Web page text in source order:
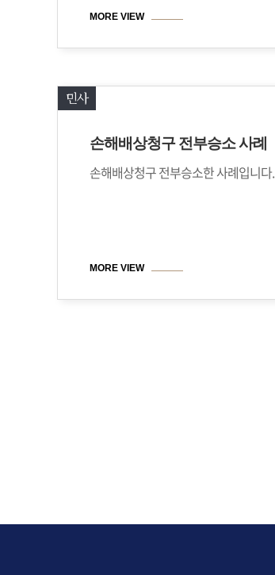
MORE VIEW
민사
손해배상청구 전부승소 사례
손해배상청구 전부승소한 사례입니다.
MORE VIEW